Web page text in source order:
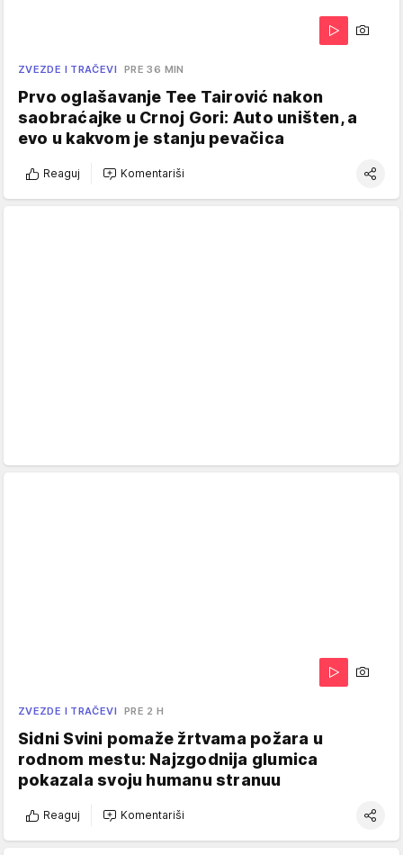
ZVEZDE I TRAČEVI PRE 36 MIN
Prvo oglašavanje Tee Tairović nakon
saobraćajke u Crnoj Gori: Auto uništen, a
evo u kakvom je stanju pevačica
Reaguj Komentariši
ZVEZDE I TRAČEVI PRE 2 H
Sidni Svini pomaže žrtvama požara u
rodnom mestu: Najzgodnija glumica
pokazala svoju humanu stranuu
Reaguj Komentariši